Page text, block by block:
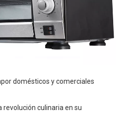
domésticos y comerciales
revolución culinaria en su